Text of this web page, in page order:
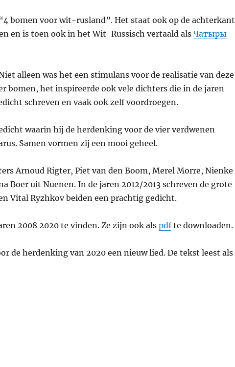
bomen voor wit-rusland”. Het staat ook op de achterkant
en is toen ook in het Wit-Russisch vertaald alsЧатыры
alleen was het een stimulans voor de realisatie van deze
bomen, het inspireerde ook vele dichters die in de jaren
schreven en vaak ook zelf voordroegen.
waarin hij de herdenking voor de vier verdwenen
Samen vormen zij een mooi geheel.
Arnoud Rigter, Piet van den Boom, Merel Morre, Nienke
Boer uit Nuenen. In de jaren 2012/2013 schreven de grote
Vital Ryzhkov beiden een prachtig gedicht.
2008 2020 te vinden. Ze zijn ook alspdfte downloaden.
de herdenking van 2020 een nieuw lied. De tekst leest als